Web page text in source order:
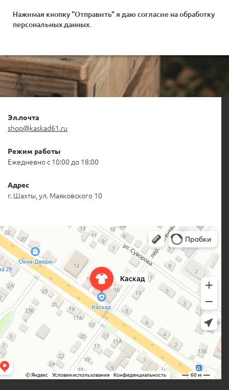
Нажимая кнопку "Отправить" я даю согласие наобработку
персональных данных
Эл.почта
shop@kaskad61.ru
Режим работы
Ежедневно с 10:00 до 18:00
Адрес
г. Шахты, ул. Маяковского 10